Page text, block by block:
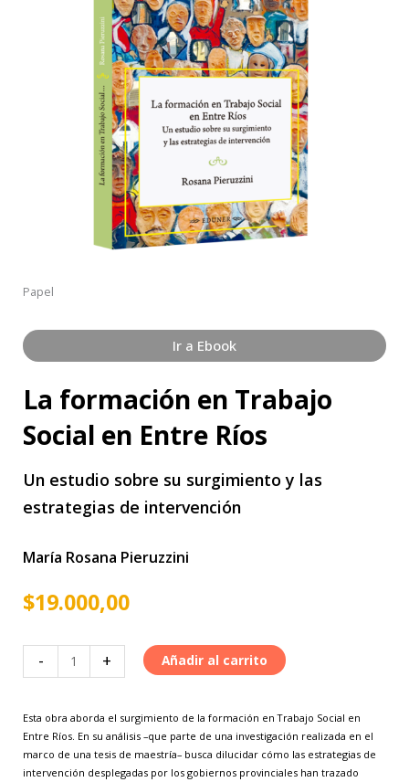
Papel
Ir a Ebook
La formación en Trabajo
Social en Entre Ríos
Un estudio sobre su surgimiento y las
estrategias de intervención
María Rosana Pieruzzini
$19.000,00
-
formación
Trabajo
en
+ Añadir al carrito
Esta obra aborda el surgimiento de la formación en Trabajo Social en
Entre Ríos. En su análisis –que parte de una investigación realizada en el
marco de una tesis de maestría– busca dilucidar cómo las estrategias de
intervención desplegadas por los gobiernos provinciales han trazado